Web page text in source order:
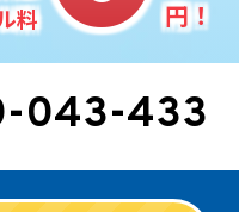
料
円！
043-433